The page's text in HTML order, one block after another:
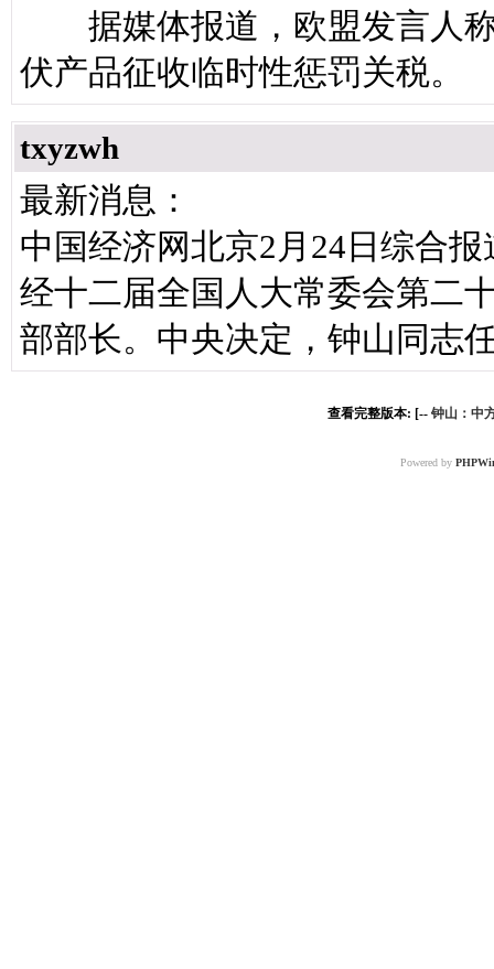
据媒体报道，欧盟发言人称
伏产品征收临时性惩罚关税。
txyzwh
最新消息：
中国经济网北京2月24日综合
经十二届全国人大常委会第二
部部长。中央决定，钟山同志
查看完整版本: [-- 钟山：中
Powered by